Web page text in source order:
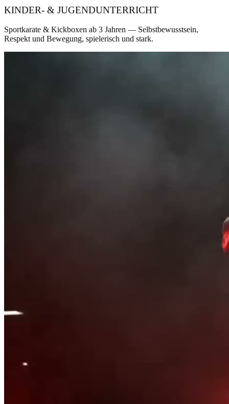
KINDER- & JUGENDUNTERRICHT
Sportkarate & Kickboxen ab 3 Jahren — Selbstbewusstsein,
Respekt und Bewegung, spielerisch und stark.